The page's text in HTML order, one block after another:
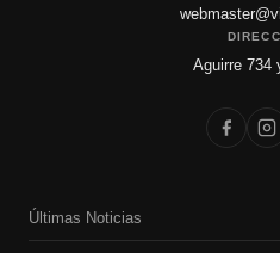
Aguirre 734
Últimas Noticias